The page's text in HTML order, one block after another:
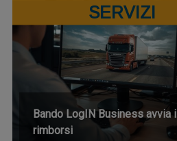
SERVIZI
Bando LogIN Business avvia i
rimborsi